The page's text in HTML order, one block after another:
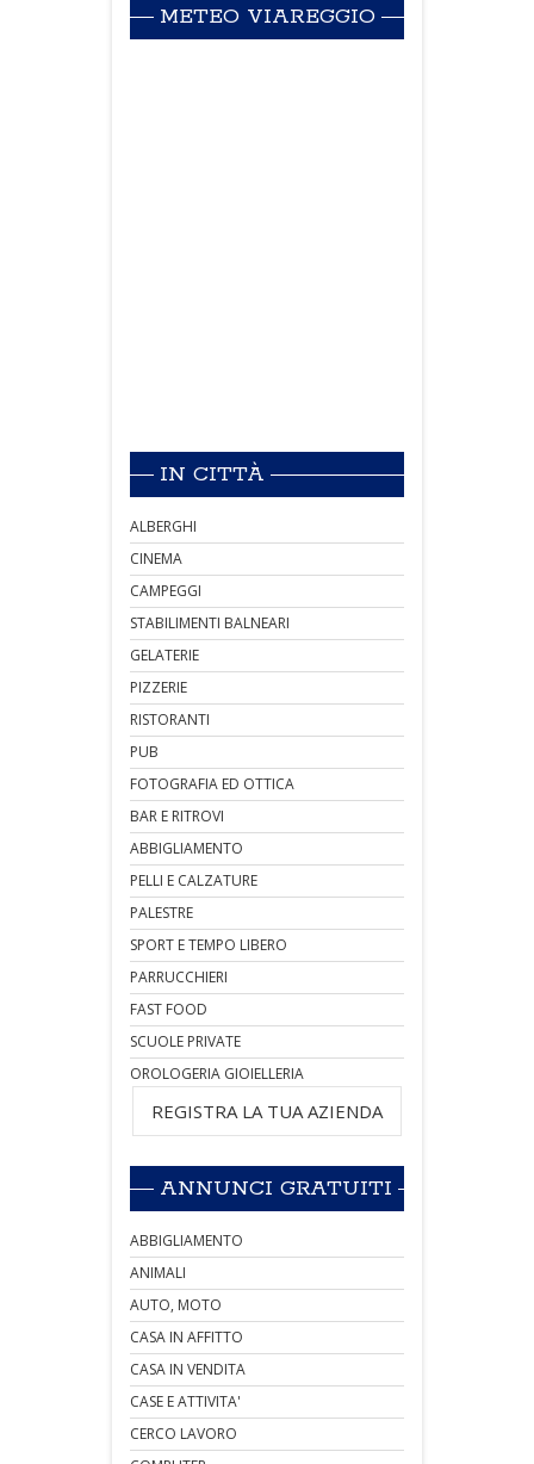
METEO VIAREGGIO
IN CITTÀ
ALBERGHI
CINEMA
CAMPEGGI
STABILIMENTI BALNEARI
GELATERIE
PIZZERIE
RISTORANTI
PUB
FOTOGRAFIA ED OTTICA
BAR E RITROVI
ABBIGLIAMENTO
PELLI E CALZATURE
PALESTRE
SPORT E TEMPO LIBERO
PARRUCCHIERI
FAST FOOD
SCUOLE PRIVATE
OROLOGERIA GIOIELLERIA
REGISTRA LA TUA AZIENDA
ANNUNCI GRATUITI
ABBIGLIAMENTO
ANIMALI
AUTO, MOTO
CASA IN AFFITTO
CASA IN VENDITA
CASE E ATTIVITA'
CERCO LAVORO